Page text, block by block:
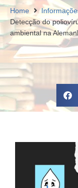
Home
Detecção do
ambiental na